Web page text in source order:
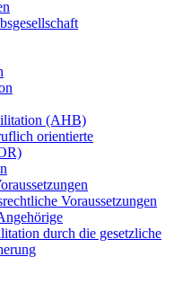
(AHB)
orientierte
Voraussetzungen
durch die gesetzliche